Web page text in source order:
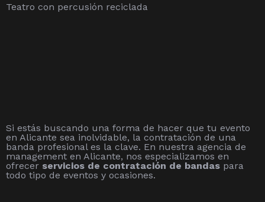
Teatro con percusión reciclada
Si estás buscando una forma de hacer que tu evento
en Alicante sea inolvidable, la contratación de una
banda profesional es la clave. En nuestra agencia de
management en Alicante, nos especializamos en
ofrecer servicios de contratación de bandas para
todo tipo de eventos y ocasiones.